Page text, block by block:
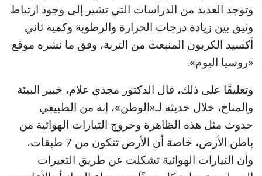
وتوجد العديد من الدراسات التي تشير إلى وجود ارتباط
وثيق بين زيادة درجات الحرارة والرطوبة وكمية ثاني
أكسيد الكربون المنبعث من التربة، وفق ما نشره موقع
«روسيا اليوم».
وتعليقًا على ذلك، قال الدكتور مجدي علام، خبير البيئة
والمناخ، خلال حديثه لـ«الوطن»، إنه من الطبيعي
حدوث مثل هذه الظاهرة وخروج التيارات الهوائية من
باطن الأرض، خاصة أن الأرض تتكون من 7 طبقات،
وأن التيارات الهوائية تشكلت عن طريق التغيرات